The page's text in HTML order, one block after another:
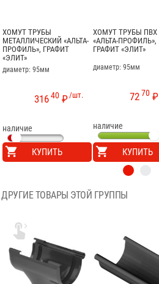
ХОМУТ ТРУБЫ
МЕТАЛЛИЧЕСКИЙ «АЛЬТА-
ПРОФИЛЬ», ГРАФИТ
«ЭЛИТ»
диаметр: 95мм
/шт.
31640 ₽
наличие
КУПИТЬ
ХОМУТ ТРУБЫ ПВХ
«АЛЬТА-ПРОФИЛЬ»,
ГРАФИТ «ЭЛИТ»
диаметр: 95мм
7270 ₽
наличие
КУПИТЬ
ДРУГИЕ ТОВАРЫ ЭТОЙ ГРУППЫ
